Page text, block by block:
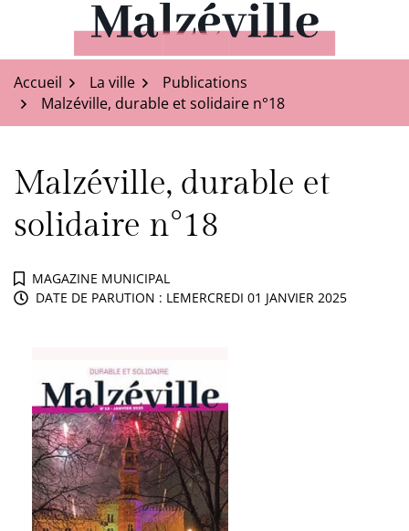
contenu
Malzéville
Accueil La ville
Publications
Malzéville, durable et solidaire n°18
Malzéville, durable et
solidaire n°18
MAGAZINE MUNICIPAL
DATE DE PARUTION : LEMERCREDI 01 JANVIER 2025